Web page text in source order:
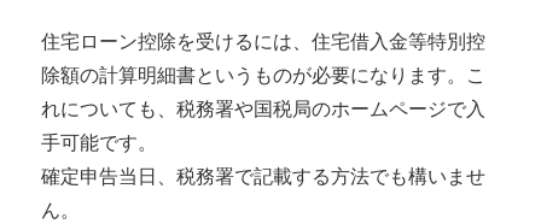
住宅ローン控除を受けるには、住宅借入金等特別控
除額の計算明細書というものが必要になります。こ
れについても、税務署や国税局のホームページで入
手可能です。
確定申告当日、税務署で記載する方法でも構いませ
ん。